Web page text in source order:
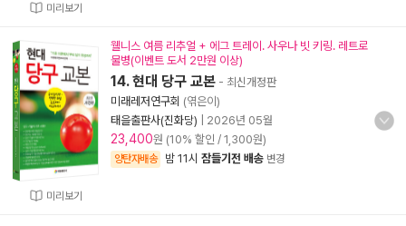
미리보기
미리보기
웰니스 여름 리추얼 + 에그 트레이. 사우나 빗 키링. 레트로
물병(이벤트 도서 2만원 이상)
14. 현대 당구 교본 - 최신개정판
미래레저연구회 (엮은이)
태을출판사(진화당)
2026년 05월
23,400원 (10% 할인 / 1,300원)
양탄자배송 밤 11시 잠들기전 배송 변경